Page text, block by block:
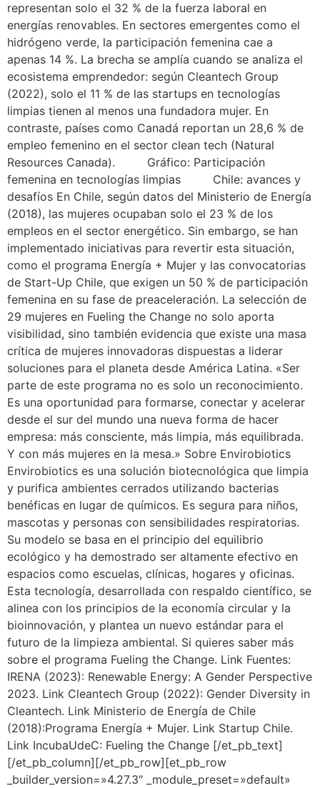
representan solo el 32 % de la fuerza laboral en
energías renovables. En sectores emergentes como el
hidrógeno verde, la participación femenina cae a
apenas 14 %. La brecha se amplía cuando se analiza el
ecosistema emprendedor: según Cleantech Group
(2022), solo el 11 % de las startups en tecnologías
limpias tienen al menos una fundadora mujer. En
contraste, países como Canadá reportan un 28,6 % de
empleo femenino en el sector clean tech (Natural
Resources Canada). Gráfico: Participación
femenina en tecnologías limpias Chile: avances y
desafíos En Chile, según datos del Ministerio de Energía
(2018), las mujeres ocupaban solo el 23 % de los
empleos en el sector energético. Sin embargo, se han
implementado iniciativas para revertir esta situación,
como el programa Energía + Mujer y las convocatorias
de Start-Up Chile, que exigen un 50 % de participación
femenina en su fase de preaceleración. La selección de
29 mujeres en Fueling the Change no solo aporta
visibilidad, sino también evidencia que existe una masa
crítica de mujeres innovadoras dispuestas a liderar
soluciones para el planeta desde América Latina. «Ser
parte de este programa no es solo un reconocimiento.
Es una oportunidad para formarse, conectar y acelerar
desde el sur del mundo una nueva forma de hacer
empresa: más consciente, más limpia, más equilibrada.
Y con más mujeres en la mesa.» Sobre Envirobiotics
Envirobiotics es una solución biotecnológica que limpia
y purifica ambientes cerrados utilizando bacterias
benéficas en lugar de químicos. Es segura para niños,
mascotas y personas con sensibilidades respiratorias.
Su modelo se basa en el principio del equilibrio
ecológico y ha demostrado ser altamente efectivo en
espacios como escuelas, clínicas, hogares y oficinas.
Esta tecnología, desarrollada con respaldo científico, se
alinea con los principios de la economía circular y la
bioinnovación, y plantea un nuevo estándar para el
futuro de la limpieza ambiental. Si quieres saber más
sobre el programa Fueling the Change. Link Fuentes:
IRENA (2023): Renewable Energy: A Gender Perspective
2023. Link Cleantech Group (2022): Gender Diversity in
Cleantech. Link Ministerio de Energía de Chile
(2018):Programa Energía + Mujer. Link Startup Chile.
Link IncubaUdeC: Fueling the Change [/et_pb_text]
[/et_pb_column][/et_pb_row][et_pb_row
_builder_version=»4.27.3″ _module_preset=»default»